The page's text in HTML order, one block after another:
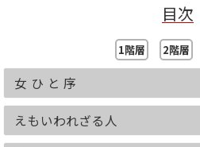
目次
1階層 2階層
女 ひ と 序
えもいわれざる人